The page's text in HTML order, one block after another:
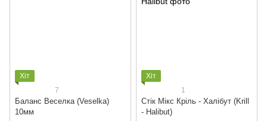
Хіт
7
Баланс Веселка (Veselka)
10мм
Хіт
1
Стік Мікс Кріль - Халібут (Krill
- Halibut)